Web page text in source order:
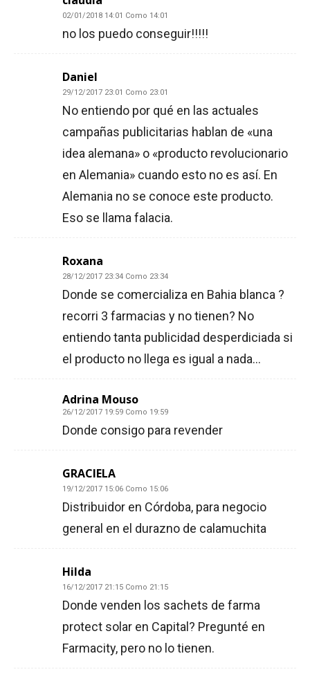
02/01/2018 14:01 Como 14:01
no los puedo conseguir!!!!!
Daniel
29/12/2017 23:01 Como 23:01
No entiendo por qué en las actuales
campañas publicitarias hablan de «una
idea alemana» o «producto revolucionario
en Alemania» cuando esto no es así. En
Alemania no se conoce este producto.
Eso se llama falacia.
Roxana
28/12/2017 23:34 Como 23:34
Donde se comercializa en Bahia blanca ?
recorri 3 farmacias y no tienen? No
entiendo tanta publicidad desperdiciada si
el producto no llega es igual a nada…
Adrina Mouso
26/12/2017 19:59 Como 19:59
Donde consigo para revender
GRACIELA
19/12/2017 15:06 Como 15:06
Distribuidor en Córdoba, para negocio
general en el durazno de calamuchita
Hilda
16/12/2017 21:15 Como 21:15
Donde venden los sachets de farma
protect solar en Capital? Pregunté en
Farmacity, pero no lo tienen.